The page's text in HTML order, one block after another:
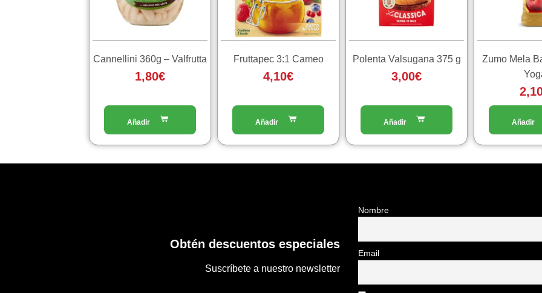
Cannellini 360g – Valfrutta
1,80€
Fruttapec 3:1 Cameo
4,10€
Polenta Valsugana 375 g
3,00€
Zumo Mela
Obtén descuentos especiales
Suscríbete a nuestro newsletter
Nombre
Email